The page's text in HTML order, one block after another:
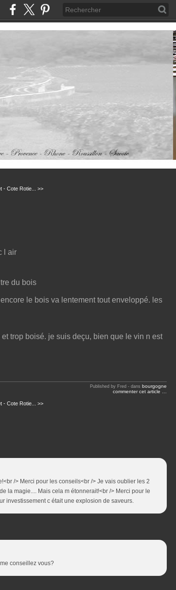
- Cote Rotie... >>
l air
du bois
le bois va lentement tout enveloppé. les
trop boisé. je suis deçu, bien que le vin n est
Published by Fred -dans bourgogne
commenter cet article
- Cote Rotie... >>
/> Merci pour les conseils<br /> Je vais oublier les 2
la magie.... Mais cela m étonnerait!<br /> Merci pour le
investissement c était une explosion de saveurs.
conseillez vous?